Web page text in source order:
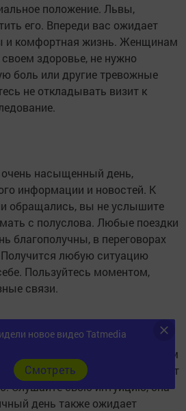
положение. Львы,
его. Впереди вас ожидает
и комфортная жизнь. Женщинам
здоровье, не нужно
боль или другие тревожные
не откладывать визит к
насыщенный день,
информации и новостей. К
обращались, вы не услышите
с полуслова. Любые поездки
благополучны, в переговорах
любую ситуацию
Пользуйтесь моментом,
связи.
день, для того чтобы выгодным
деньги. Ситуаций сегодня может
Слушайте свою интуицию, она
день также ожидает
новое видео Tatmedia
Cмотреть